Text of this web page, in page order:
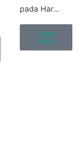
pada Har...
Lihat
Detail